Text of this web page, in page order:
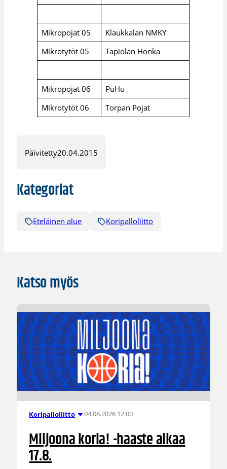
Mikropojat 05
Klaukkalan NMKY
Mikrotytöt 05
Tapiolan Honka
Mikropojat 06
PuHu
Mikrotytöt 06
Torpan Pojat
Päivitetty20.04.2015
Kategoriat
Eteläinen alue Koripalloliitto
Katso myös
Koripalloliitto 04.08.2026 12:00
Miljoona koria! -haaste alkaa
17.8.